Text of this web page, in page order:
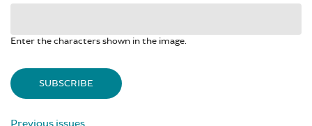
Enter the characters shown in the image.